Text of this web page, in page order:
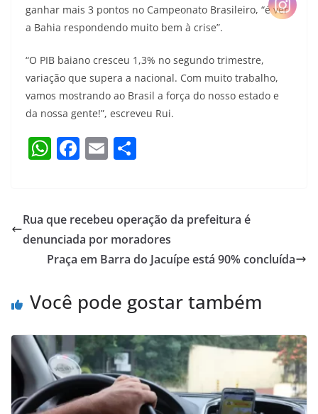
ganhar mais 3 pontos no Campeonato Brasileiro, “é ver
a Bahia respondendo muito bem à crise”.
“O PIB baiano cresceu 1,3% no segundo trimestre,
variação que supera a nacional. Com muito trabalho,
vamos mostrando ao Brasil a força do nosso estado e
da nossa gente!”, escreveu Rui.
W
s
A
p
F
e
b
o
k
E
l e
Rua que recebeu operação da prefeitura é
denunciada por moradores
Praça em Barra do Jacuípe está 90% concluída
Você pode gostar também